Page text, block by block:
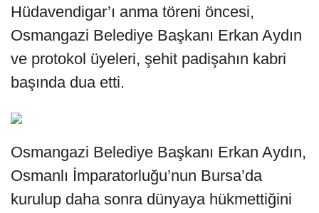
Hüdavendigar’ı anma töreni öncesi,
Osmangazi Belediye Başkanı Erkan Aydın
ve protokol üyeleri, şehit padişahın kabri
başında dua etti.
Osmangazi Belediye Başkanı Erkan Aydın,
Osmanlı İmparatorluğu’nun Bursa’da
kurulup daha sonra dünyaya hükmettiğini